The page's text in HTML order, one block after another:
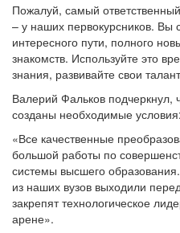
Пожалуй, самый
– у наших первокурсников. Вы
интересного пути, полного
знакомств. Используйте это
знания, развивайте свои
Валерий Фальков подчеркнул,
созданы необходимые условия:
«Все качественные
большой работы по
системы высшего
из наших вузов выходили
закрепят технологическое
арене».